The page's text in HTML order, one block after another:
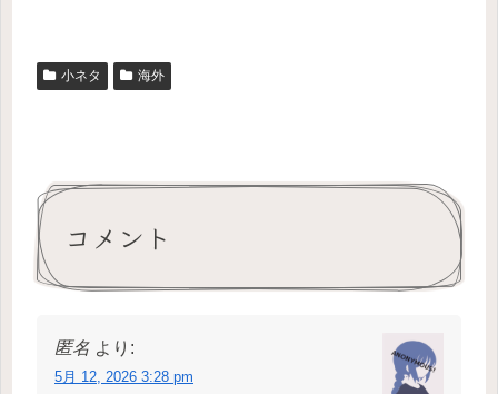
小ネタ 海外
コメント
匿名 より:
5月 12, 2026 3:28 pm